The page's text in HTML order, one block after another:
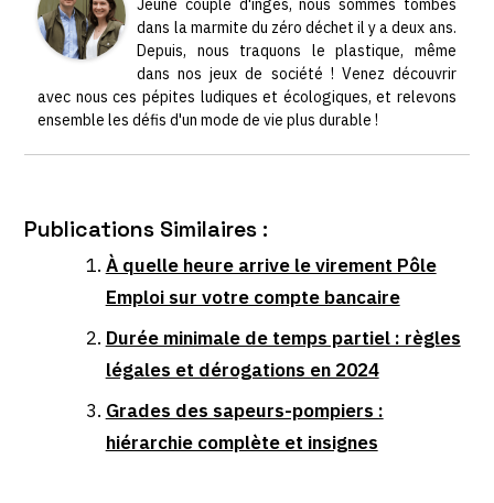
Jeune couple d'ingés, nous sommes tombés
dans la marmite du zéro déchet il y a deux ans.
Depuis, nous traquons le plastique, même
dans nos jeux de société ! Venez découvrir
avec nous ces pépites ludiques et écologiques, et relevons
ensemble les défis d'un mode de vie plus durable !
Publications Similaires :
À quelle heure arrive le virement Pôle
Emploi sur votre compte bancaire
Durée minimale de temps partiel : règles
légales et dérogations en 2024
Grades des sapeurs-pompiers :
hiérarchie complète et insignes